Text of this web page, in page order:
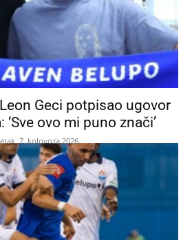
Geci potpisao ugovor
‘Sve ovo mi puno znači’
7. kolovoza 2026.